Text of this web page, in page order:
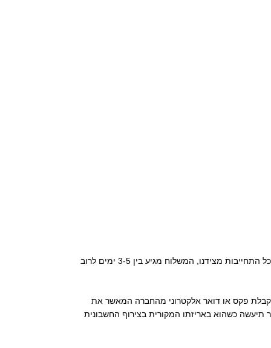
• החברה תדאג לאספקת המוצר ללקוח לכתובת שהוקלדה על ידו בעת ביצוע הרכישה באתר מכירות, תוך 5-7 ימי עסקים למשלוח רגיל. ברוב המקרים , ללא כל התחייבות מצידנו, המשלוח מגיע בין 3-5 ימים לרוב
יהיה בתוקף אך ורק לאחר קבלת פקס או דואר אלקטרוני מהחברה המאשר את
כשהוא באריזתו המקורית בצירוף החשבונית